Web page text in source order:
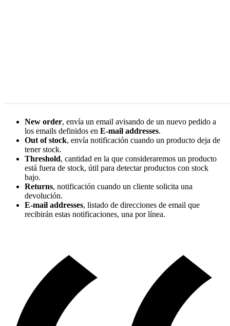
New order, envía un email avisando de un nuevo pedido a
los emails definidos en E-mail addresses.
Out of stock, envía notificación cuando un producto deja de
tener stock.
Threshold, cantidad en la que consideraremos un producto
está fuera de stock, útil para detectar productos con stock
bajo.
Returns, notificación cuando un cliente solicita una
devolución.
E-mail addresses, listado de direcciones de email que
recibirán estas notificaciones, una por línea.